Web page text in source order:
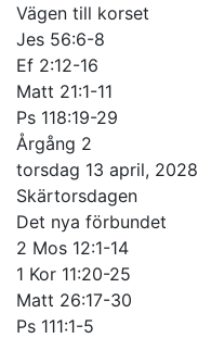
Vägen till korset
Jes 56:6-8
Ef 2:12-16
Matt 21:1-11
Ps 118:19-29
Årgång 2
torsdag 13 april, 2028
Skärtorsdagen
Det nya förbundet
2 Mos 12:1-14
1 Kor 11:20-25
Matt 26:17-30
Ps 111:1-5